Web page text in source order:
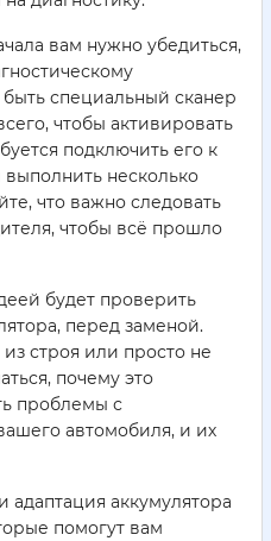
вам нужно убедиться,
специальный сканер
чтобы активировать
подключить его к
несколько
что важно следовать
чтобы всё прошло
будет проверить
перед заменой.
строя или просто не
почему это
проблемы с
автомобиля, и их
аккумулятора
помогут вам